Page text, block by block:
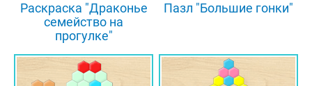
Раскраска "Драконье
семейство на
прогулке"
Пазл "Большие гонки"